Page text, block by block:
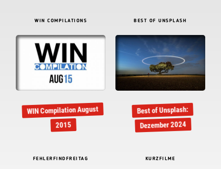
WIN COMPILATIONS
WIN Compilation August
2015
BEST OF UNSPLASH
Best of Unsplash:
Dezember 2024
FEHLERFINDFREITAG KURZFILME